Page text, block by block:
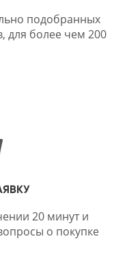
подобранных
для более чем 200
20 минут и
о покупке